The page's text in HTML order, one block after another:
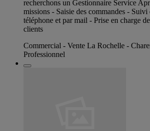
recherchons un Gestionnaire Service
missions - Saisie des commandes - Suivi
téléphone et par mail - Prise en charge
clients
Commercial - Vente La Rochelle -
Professionnel